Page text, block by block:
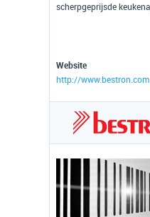
scherpgeprijsde
Website
http://www.bestron.com